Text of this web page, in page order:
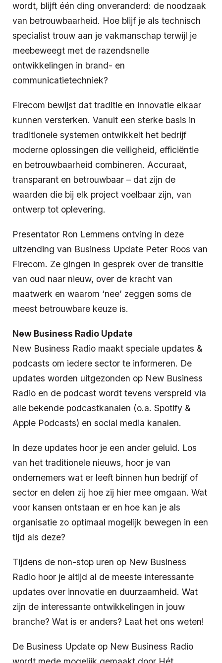
wordt, blijft één ding onveranderd: de noodzaak
van betrouwbaarheid. Hoe blijf je als technisch
specialist trouw aan je vakmanschap terwijl je
meebeweegt met de razendsnelle
ontwikkelingen in brand- en
communicatietechniek?
Firecom bewijst dat traditie en innovatie elkaar
kunnen versterken. Vanuit een sterke basis in
traditionele systemen ontwikkelt het bedrijf
moderne oplossingen die veiligheid, efficiëntie
en betrouwbaarheid combineren. Accuraat,
transparant en betrouwbaar – dat zijn de
waarden die bij elk project voelbaar zijn, van
ontwerp tot oplevering.
Presentator Ron Lemmens ontving in deze
uitzending van Business Update Peter Roos van
Firecom. Ze gingen in gesprek over de transitie
van oud naar nieuw, over de kracht van
maatwerk en waarom ‘nee’ zeggen soms de
meest betrouwbare keuze is.
New Business Radio Update
New Business Radio maakt speciale updates &
podcasts om iedere sector te informeren. De
updates worden uitgezonden op New Business
Radio en de podcast wordt tevens verspreid via
alle bekende podcastkanalen (o.a. Spotify &
Apple Podcasts) en social media kanalen.
In deze updates hoor je een ander geluid. Los
van het traditionele nieuws, hoor je van
ondernemers wat er leeft binnen hun bedrijf of
sector en delen zij hoe zij hier mee omgaan. Wat
voor kansen ontstaan er en hoe kan je als
organisatie zo optimaal mogelijk bewegen in een
tijd als deze?
Tijdens de non-stop uren op New Business
Radio hoor je altijd al de meeste interessante
updates over innovatie en duurzaamheid. Wat
zijn de interessante ontwikkelingen in jouw
branche? Wat is er anders? Laat het ons weten!
De Business Update op New Business Radio